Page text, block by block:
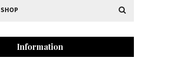
SHOP
Information